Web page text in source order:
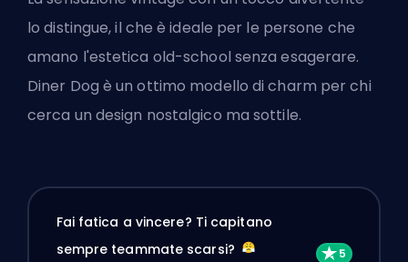
lo distingue, il che è ideale per le persone che
amano l'estetica old-school senza esagerare.
Diner Dog è un ottimo modello di charm per chi
cerca un design nostalgico ma sottile.
Fai fatica a vincere? Ti capitano
sempre teammate scarsi?